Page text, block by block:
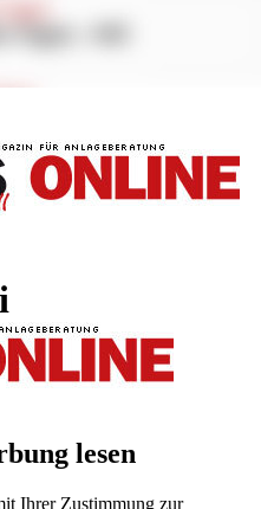
lesen
Ihrer Zustimmung zur